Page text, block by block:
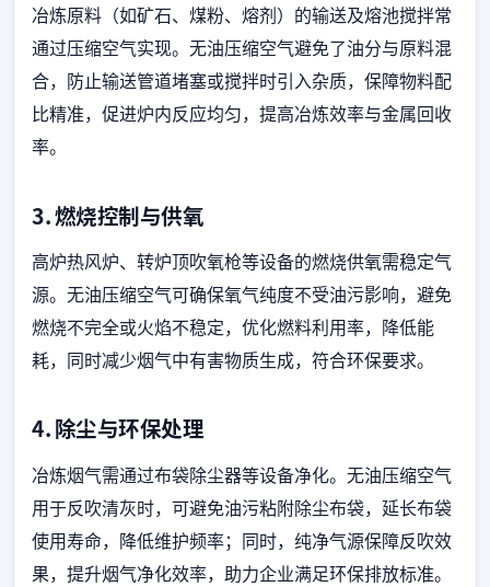
冶炼原料（如矿石、煤粉、熔剂）的输送及熔池搅拌常
通过压缩空气实现。无油压缩空气避免了油分与原料混
合，防止输送管道堵塞或搅拌时引入杂质，保障物料配
比精准，促进炉内反应均匀，提高冶炼效率与金属回收
率。
3. 燃烧控制与供氧
高炉热风炉、转炉顶吹氧枪等设备的燃烧供氧需稳定气
源。无油压缩空气可确保氧气纯度不受油污影响，避免
燃烧不完全或火焰不稳定，优化燃料利用率，降低能
耗，同时减少烟气中有害物质生成，符合环保要求。
4. 除尘与环保处理
冶炼烟气需通过布袋除尘器等设备净化。无油压缩空气
用于反吹清灰时，可避免油污粘附除尘布袋，延长布袋
使用寿命，降低维护频率；同时，纯净气源保障反吹效
果，提升烟气净化效率，助力企业满足环保排放标准。